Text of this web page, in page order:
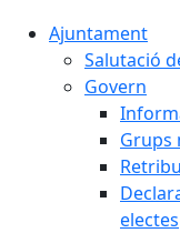
Ajuntament
Salutació
Govern
Grups
electes